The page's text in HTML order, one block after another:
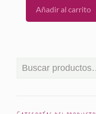
Añadir al carrito